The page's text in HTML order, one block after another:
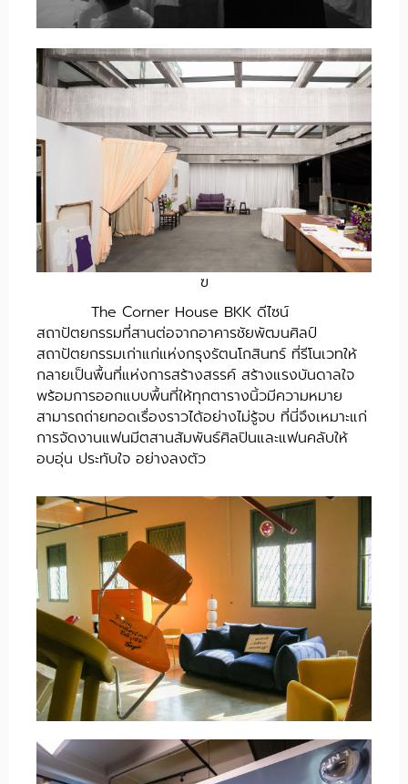
ฃ
The Corner House BKK ดีไซน์
สถาปัตยกรรมที่สานต่อจากอาคารชัยพัฒนศิลป์
สถาปัตยกรรมเก่าแก่แห่งกรุงรัตนโกสินทร์ ที่รีโนเวทให้
กลายเป็นพื้นที่แห่งการสร้างสรรค์ สร้างแรงบันดาลใจ
พร้อมการออกแบบพื้นที่ให้ทุกตารางนิ้วมีความหมาย
สามารถถ่ายทอดเรื่องราวได้อย่างไม่รู้จบ ที่นี่จึงเหมาะแก่
การจัดงานแฟนมีตสานสัมพันธ์ศิลปินและแฟนคลับให้
อบอุ่น ประทับใจ อย่างลงตัว